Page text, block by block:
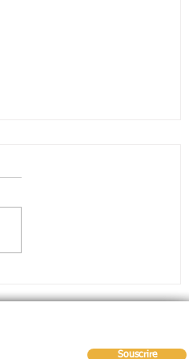
la juridiction, la
Souscrire